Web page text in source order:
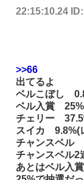
22:15:10.24
>>66
出てるよ
ベルこぼし
ベル入賞 25%
チェリー
スイカ 9.8%(
チャンスベル
チャンスベル
あとはベル入